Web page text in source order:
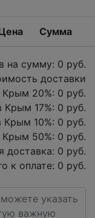
Сумма
на сумму: 0 руб.
доставки
Крым 20%: 0 руб.
Крым 17%: 0 руб.
Крым 10%: 0 руб.
Крым 50%: 0 руб.
доставка: 0 руб.
к оплате: 0 руб.